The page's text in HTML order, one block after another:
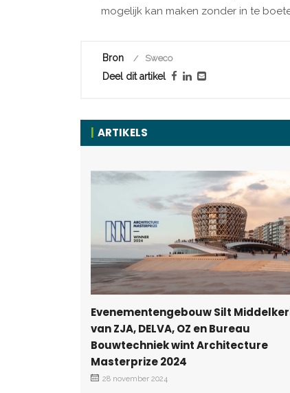
mogelijk kan maken zonder in te
Bron Sweco
Deel dit artikel
ARTIKELS
Evenementengebouw Silt
van ZJA, DELVA, OZ en Bureau
Bouwtechniek wint Architecture
Masterprize 2024
28 november 2024